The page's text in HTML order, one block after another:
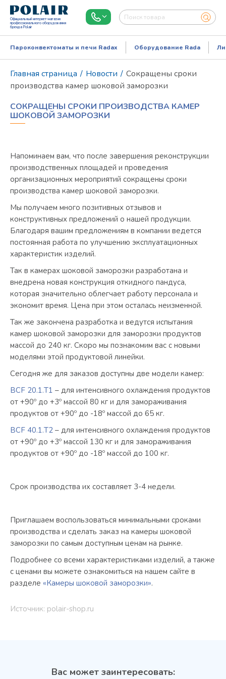
Официальный интернет-магазин
профессионального оборудования
бренда Polair
Режим работы:Пн..Пт: 9.00-18.00
Пароконвектоматы и печи Radax Оборудование Rada
Главная страница / Новости / Сокращены сроки
производства камер шоковой заморозки
СОКРАЩЕНЫ СРОКИ ПРОИЗВОДСТВА КАМЕР
ШОКОВОЙ ЗАМОРОЗКИ
Напоминаем вам, что после завершения реконструкции
производственных площадей и проведения
организационных мероприятий сокращены сроки
производства камер шоковой заморозки.
Мы получаем много позитивных отзывов и
конструктивных предложений о нашей продукции.
Благодаря вашим предложениям в компании ведется
постоянная работа по улучшению эксплуатационных
характеристик изделий.
Так в камерах шоковой заморозки разработана и
внедрена новая конструкция откидного пандуса,
которая значительно облегчает работу персонала и
экономит время. Цена при этом осталась неизменной.
Так же закончена разработка и ведутся испытания
камер шоковой заморозки для заморозки продуктов
массой до 240 кг. Скоро мы познакомим вас с новыми
моделями этой продуктовой линейки.
Сегодня же для заказов доступны две модели камер:
ВСF 20.1.Т1 – для интенсивного охлаждения продуктов
от +90º до +3º массой 80 кг и для замораживания
продуктов от +90º до -18º массой до 65 кг.
ВСF 40.1.Т2 – для интенсивного охлаждения продуктов
от +90º до +3º массой 130 кг и для замораживания
продуктов от +90º до -18º массой до 100 кг.
Срок производства их составляет 3-4 недели.
Приглашаем воспользоваться минимальными сроками
производства и сделать заказ на камеры шоковой
заморозки по самым доступным ценам на рынке.
Подробнее со всеми характеристиками изделий, а также
с ценами вы можете ознакомиться на нашем сайте в
разделе «Камеры шоковой заморозки».
Источник: polair-shop.ru
Вас может заинтересовать: